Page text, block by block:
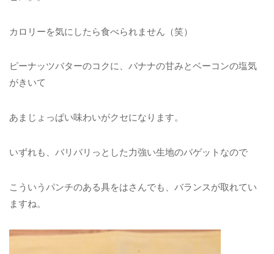
カロリーを気にしたら食べられません（笑）
ピーナッツバターのコクに、バナナの甘みとベーコンの塩気
がきいて
あまじょっぱい味わいがクセになります。
いずれも、バリバリっとした力強い生地のバゲットなので
こういうパンチのある具をはさんでも、バランスが取れてい
ますね。